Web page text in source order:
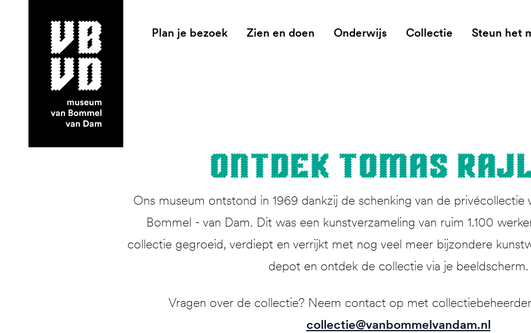
museum van Bommel van Dam
Plan je bezoek Zien en doen Onderwijs Collectie Steun het
Ont­dek Tomas
Ons museum ontstond in 1969 dankzij de schenking van de privécollectie
Bommel - van Dam. Dit was een kunstverzameling van ruim 1.100
collectie gegroeid, verdiept en verrijkt met nog veel meer bijzondere
depot en ontdek de collectie via je beeldscherm.
Vragen over de collectie? Neem contact op met collectiebeheerder
collectie@vanbommelvandam.nl